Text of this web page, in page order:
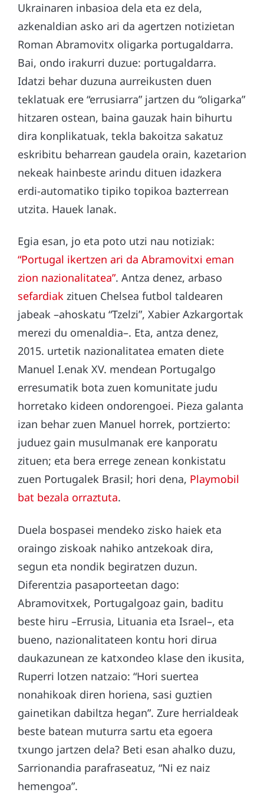
Ukrainaren inbasioa dela eta ez dela,
azkenaldian asko ari da agertzen notizietan
Roman Abramovitx oligarka portugaldarra.
Bai, ondo irakurri duzue: portugaldarra.
Idatzi behar duzuna aurreikusten duen
teklatuak ere “errusiarra” jartzen du “oligarka”
hitzaren ostean, baina gauzak hain bihurtu
dira konplikatuak, tekla bakoitza sakatuz
eskribitu beharrean gaudela orain, kazetarion
nekeak hainbeste arindu dituen idazkera
erdi-automatiko tipiko topikoa bazterrean
utzita. Hauek lanak.
Egia esan, jo eta poto utzi nau notiziak:
“Portugal ikertzen ari da Abramovitxi eman
zion nazionalitatea”. Antza denez, arbaso
sefardiak zituen Chelsea futbol taldearen
jabeak –ahoskatu “Tzelzi”, Xabier Azkargortak
merezi du omenaldia–. Eta, antza denez,
2015. urtetik nazionalitatea ematen diete
Manuel I.enak XV. mendean Portugalgo
erresumatik bota zuen komunitate judu
horretako kideen ondorengoei. Pieza galanta
izan behar zuen Manuel horrek, portzierto:
juduez gain musulmanak ere kanporatu
zituen; eta bera errege zenean konkistatu
zuen Portugalek Brasil; hori dena, Playmobil
bat bezala orraztuta.
Duela bospasei mendeko zisko haiek eta
oraingo ziskoak nahiko antzekoak dira,
segun eta nondik begiratzen duzun.
Diferentzia pasaporteetan dago:
Abramovitxek, Portugalgoaz gain, baditu
beste hiru –Errusia, Lituania eta Israel–, eta
bueno, nazionalitateen kontu hori dirua
daukazunean ze katxondeo klase den ikusita,
Ruperri lotzen natzaio: “Hori suertea
nonahikoak diren horiena, sasi guztien
gainetikan dabiltza hegan”. Zure herrialdeak
beste batean muturra sartu eta egoera
txungo jartzen dela? Beti esan ahalko duzu,
Sarrionandia parafraseatuz, “Ni ez naiz
hemengoa”.